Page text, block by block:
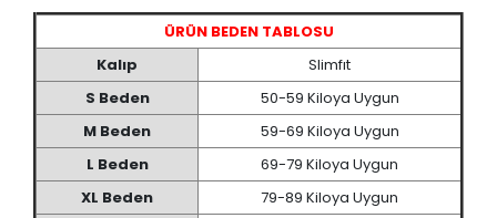
ÜRÜN BEDEN TABLOSU
Kalıp
Slimfıt
S Beden
50-59 Kiloya Uygun
M Beden
59-69 Kiloya Uygun
L Beden
69-79 Kiloya Uygun
XL Beden
79-89 Kiloya Uygun